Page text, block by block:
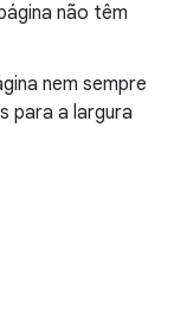
não têm
nem sempre
para a largura